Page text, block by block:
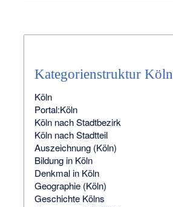
Kategorienstruktur Köln
Köln
Portal:Köln
Köln nach Stadtbezirk
Köln nach Stadtteil
Auszeichnung (Köln)
Bildung in Köln
Denkmal in Köln
Geographie (Köln)
Geschichte Kölns